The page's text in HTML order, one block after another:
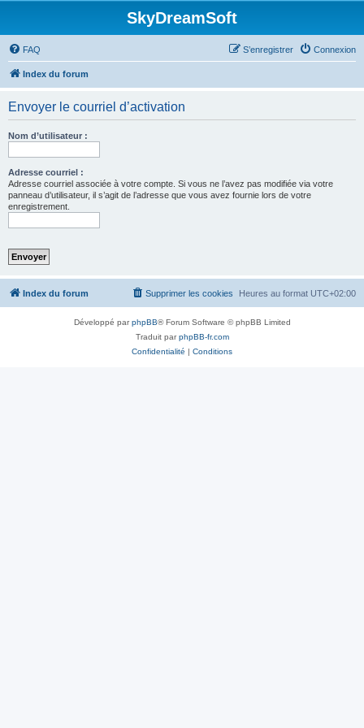
SkyDreamSoft
FAQ Connexion
S’enregistrer
Index du forum
Envoyer le courriel d’activation
Nom d’utilisateur :
Adresse courriel :
Adresse courriel associée à votre compte. Si vous ne l’avez pas modifiée via votre
panneau d’utilisateur, il s’agit de l’adresse que vous avez fournie lors de votre
enregistrement.
Index du forum Heures au format UTC+02:00
Supprimer les cookies
Développé parphpBB® Forum Software © phpBB Limited
Traduit parphpBB-fr.com
Confidentialité | Conditions